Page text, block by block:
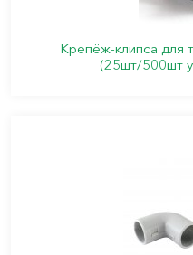
Крепёж-клипса для
(25шт/500шт